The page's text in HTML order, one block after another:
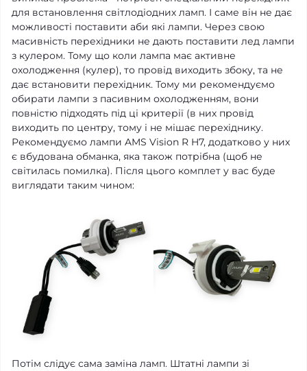
для встановлення світлодіодних ламп. І саме він не дає
можливості поставити аби які лампи. Через свою
масивність перехідники не дають поставити лед лампи
з кулером. Тому що коли лампа має активне
охолодження (кулер), то провід виходить збоку, та не
дає встановити перехідник. Тому ми рекомендуємо
обирати лампи з пасивним охолодженням, вони
повністю підходять під ці критерії (в них провід
виходить по центру, тому і не мішає перехіднику.
Рекомендуємо лампи AMS Vision R H7, додатково у них
є вбудована обманка, яка також потрібна (щоб не
світилась помилка). Після цього комплет у вас буде
виглядати таким чином:
Потім слідує сама заміна ламп. Штатні лампи зі